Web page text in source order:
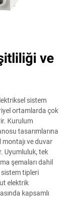
ve
sistem
ortamlarda çok
Kurulum
tasarımlarına
montajı ve duvar
Uyumluluk, tek
şemaları dahil
sistem tipleri
elektrik
kapsamlı